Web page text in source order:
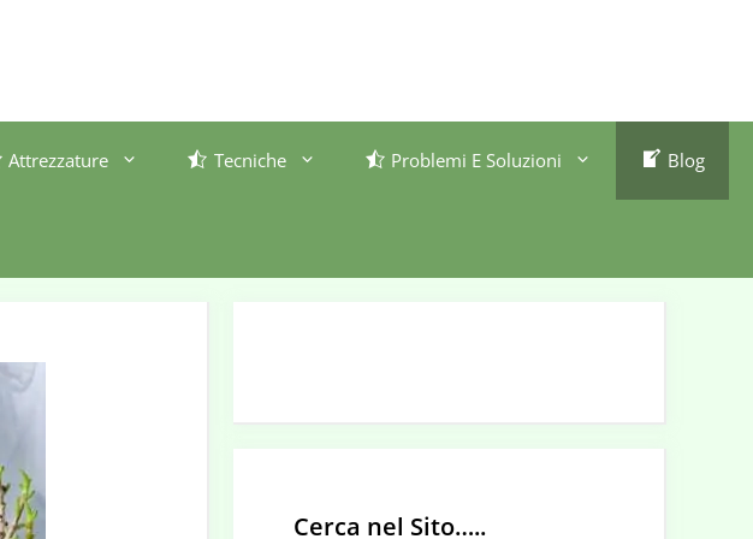
Attrezzature Tecniche Problemi E Soluzioni Blog
Cerca nel Sito…..